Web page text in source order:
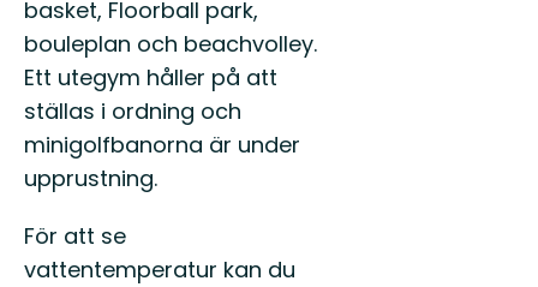
basket, Floorball park,
bouleplan och beachvolley.
Ett utegym håller på att
ställas i ordning och
minigolfbanorna är under
upprustning.
För att se
vattentemperatur kan du